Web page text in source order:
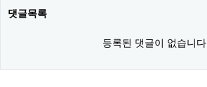
댓글목록
등록된 댓글이 없습니다.